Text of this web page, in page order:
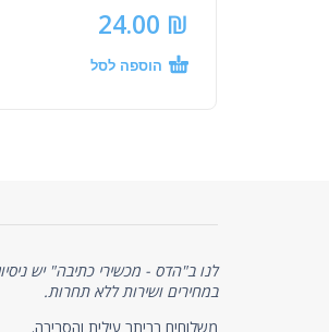
24.00 ₪
הוספה לסל
במחירים ושירות ללא תחרות.
משלוחים בביתר עילית והסביבה.